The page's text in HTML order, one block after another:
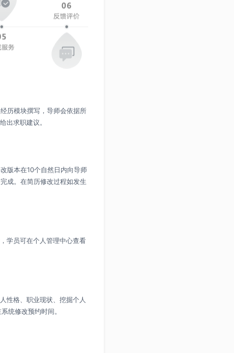
历模块撰写，导师会依据所
出求职建议。
版本在10个自然日内向导师
成。在简历修改过程如发生
学员可在个人管理中心查看
性格、职业现状、挖掘个人
统修改预约时间。